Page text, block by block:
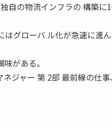
自の物流インフラの 構築に
グローバ ル化が急速に進ん
がある。
ジャー 第 2部 最前線の仕事